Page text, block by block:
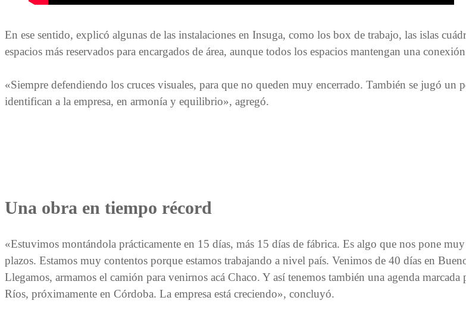
En ese sentido, explicó algunas de las instalaciones en Insuga, como los box de trabajo, las islas
espacios más reservados para encargados de área, aunque todos los espacios mantengan una
«Siempre defendiendo los cruces visuales, para que no queden muy encerrado. También se jugó un
identifican a la empresa, en armonía y equilibrio», agregó.
Una obra en tiempo récord
«Estuvimos montándola prácticamente en 15 días, más 15 días de fábrica. Es algo que nos pone
plazos. Estamos muy contentos porque estamos trabajando a nivel país. Venimos de 40 días en
Llegamos, armamos el camión para venirnos acá Chaco. Y así tenemos también una agenda
Ríos, próximamente en Córdoba. La empresa está creciendo», concluyó.